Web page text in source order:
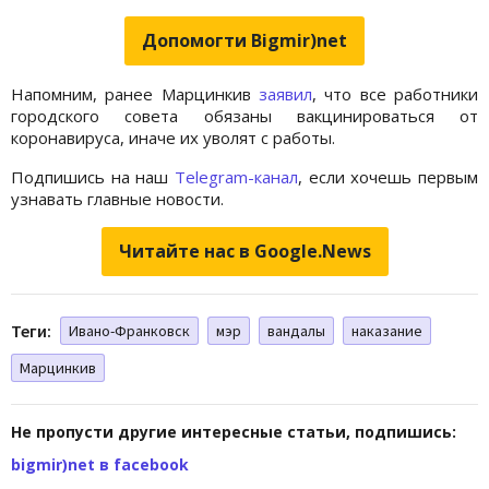
Допомогти Bigmir)net
Напомним, ранее Марцинкив заявил, что все работники
городского совета обязаны вакцинироваться от
коронавируса, иначе их уволят с работы.
Подпишись на наш Telegram-канал, если хочешь первым
узнавать главные новости.
Читайте нас в Google.News
Теги: Ивано-Франковск мэр вандалы
наказание
Марцинкив
Не пропусти другие интересные статьи, подпишись:
bigmir)net в facebook